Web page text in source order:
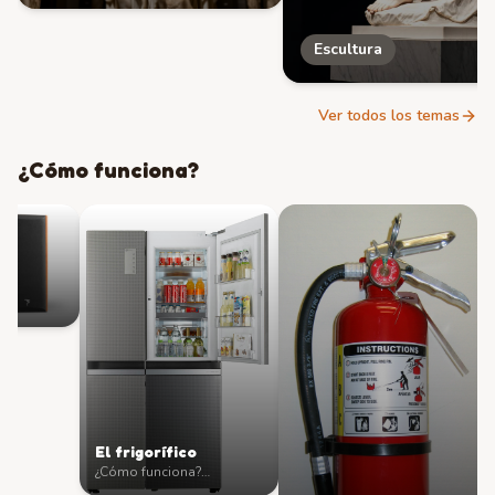
Escultura
Ver todos los temas
¿Cómo funciona?
El frigorífico
¿Cómo funciona?…